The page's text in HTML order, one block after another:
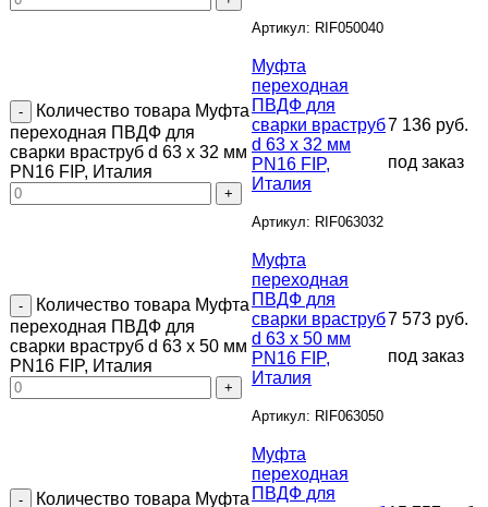
Артикул: RIF050040
Количество товара Муфта
переходная ПВДФ для
сварки враструб d 63 х 32 мм
PN16 FIP, Италия
Муфта
переходная
ПВДФ для
сварки враструб
d 63 х 32 мм
PN16 FIP,
Италия
Артикул: RIF063032
7 136 руб.
под заказ
Количество товара Муфта
переходная ПВДФ для
сварки враструб d 63 х 50 мм
PN16 FIP, Италия
Муфта
переходная
ПВДФ для
сварки враструб
d 63 х 50 мм
PN16 FIP,
Италия
Артикул: RIF063050
7 573 руб.
под заказ
Количество товара Муфта
Муфта
переходная
ПВДФ для